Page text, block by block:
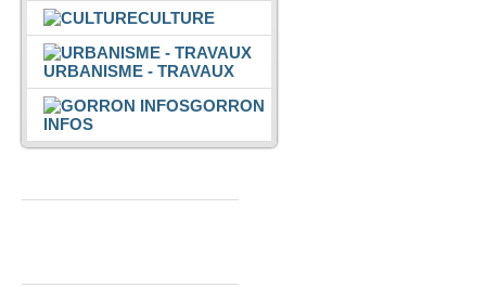
CULTURE
URBANISME - TRAVAUX
GORRON
INFOS